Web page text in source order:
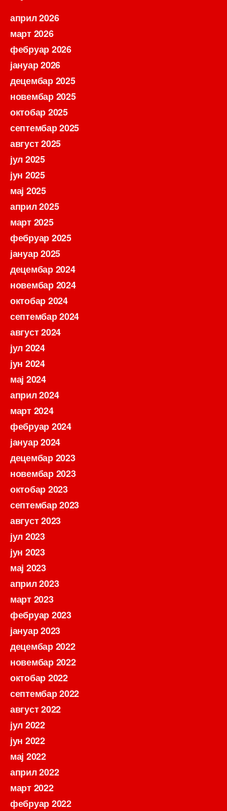
април 2026
март 2026
фебруар 2026
јануар 2026
децембар 2025
новембар 2025
октобар 2025
септембар 2025
август 2025
јул 2025
јун 2025
мај 2025
април 2025
март 2025
фебруар 2025
јануар 2025
децембар 2024
новембар 2024
октобар 2024
септембар 2024
август 2024
јул 2024
јун 2024
мај 2024
април 2024
март 2024
фебруар 2024
јануар 2024
децембар 2023
новембар 2023
октобар 2023
септембар 2023
август 2023
јул 2023
јун 2023
мај 2023
април 2023
март 2023
фебруар 2023
јануар 2023
децембар 2022
новембар 2022
октобар 2022
септембар 2022
август 2022
јул 2022
јун 2022
мај 2022
април 2022
март 2022
фебруар 2022